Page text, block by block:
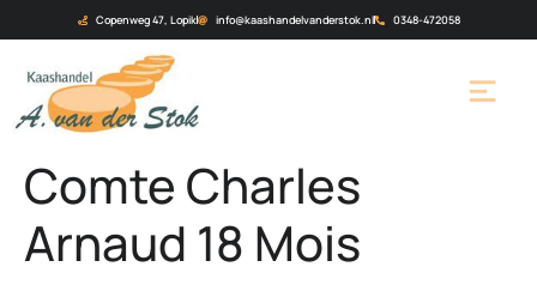
Copenweg 47, Lopik info@kaashandelvanderstok.nl 0348-472058
Comte Charles
Arnaud 18 Mois